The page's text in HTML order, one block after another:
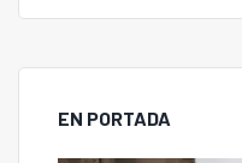
EN PORTADA